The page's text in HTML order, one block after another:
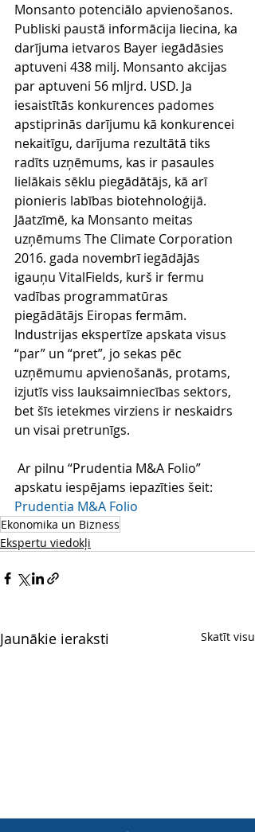
Monsanto potenciālo apvienošanos.
Publiski paustā informācija liecina, ka
darījuma ietvaros Bayer iegādāsies
aptuveni 438 milj. Monsanto akcijas
par aptuveni 56 mljrd. USD. Ja
iesaistītās konkurences padomes
apstiprinās darījumu kā konkurencei
nekaitīgu, darījuma rezultātā tiks
radīts uzņēmums, kas ir pasaules
lielākais sēklu piegādātājs, kā arī
pionieris labības biotehnoloģijā.
Jāatzīmē, ka Monsanto meitas
uzņēmums The Climate Corporation
2016. gada novembrī iegādājās
igauņu VitalFields, kurš ir fermu
vadības programmatūras
piegādātājs Eiropas fermām.
Industrijas ekspertīze apskata visus
“par” un “pret”, jo sekas pēc
uzņēmumu apvienošanās, protams,
izjutīs viss lauksaimniecības sektors,
bet šīs ietekmes virziens ir neskaidrs
un visai pretrunīgs.
apskatu iespējams iepazīties šeit:
Prudentia M&A Folio
Ekonomika un Bizness
Ekspertu viedokļi
Jaunākie ieraksti Skatīt visu